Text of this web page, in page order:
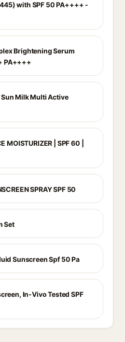
with SPF 50 PA++++ -
Brightening Serum
PA++++
Milk Multi Active
MOISTURIZER | SPF 60 |
SPRAY SPF 50
Set
Sunscreen Spf 50 Pa
In-Vivo Tested SPF